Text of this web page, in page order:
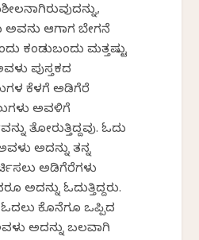
ಅವನು ಆಗಾಗ ಬೇಗನೆ
ಕಂಡುಬಂದು ಮತ್ತಷ್ಟು
ಪುಸ್ತಕದ
ಕೆಳಗೆ ಅಡಿಗೆರೆ
ಅವಳಿಗೆ
ತೋರುತ್ತಿದ್ದವು. ಓದು
ಅದನ್ನು ತನ್ನ
ಅಡಿಗೆರೆಗಳು
ಅದನ್ನು ಓದುತ್ತಿದ್ದರು.
ಓದಲು ಕೊನೆಗೂ ಒಪ್ಪಿದ
ಅದನ್ನು ಬಲವಾಗಿ